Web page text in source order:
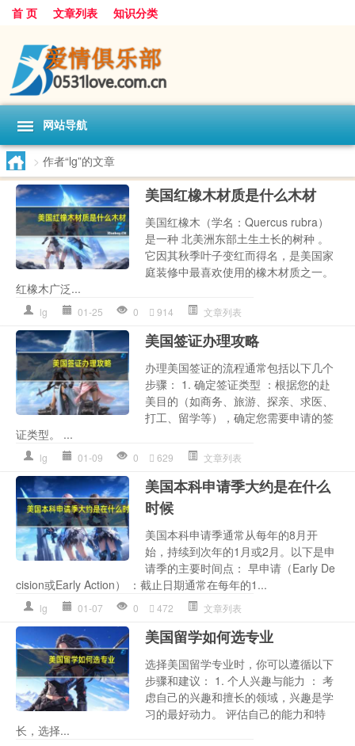
首 页 文章列表 知识分类
网站导航
> 作者“lg”的文章
美国红橡木材质是什么木材
美国红橡木（学名：Quercus rubra）
是一种 北美洲东部土生土长的树种 。
它因其秋季叶子变红而得名，是美国家
庭装修中最喜欢使用的橡木材质之一。
红橡木广泛...
lg 01-25 0 914 文章列表
美国签证办理攻略
办理美国签证的流程通常包括以下几个
步骤： 1. 确定签证类型 ：根据您的赴
美目的（如商务、旅游、探亲、求医、
打工、留学等），确定您需要申请的签
证类型。 ...
lg 01-09 0 629 文章列表
美国本科申请季大约是在什么
时候
美国本科申请季通常从每年的8月开
始，持续到次年的1月或2月。以下是申
请季的主要时间点： 早申请（Early De
cision或Early Action） ：截止日期通常在每年的1...
lg 01-07 0 472 文章列表
美国留学如何选专业
选择美国留学专业时，你可以遵循以下
步骤和建议： 1. 个人兴趣与能力 ： 考
虑自己的兴趣和擅长的领域，兴趣是学
习的最好动力。 评估自己的能力和特
长，选择...